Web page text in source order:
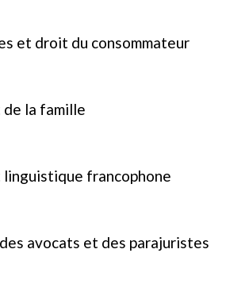
et droit du consommateur
la famille
francophone
avocats et des parajuristes